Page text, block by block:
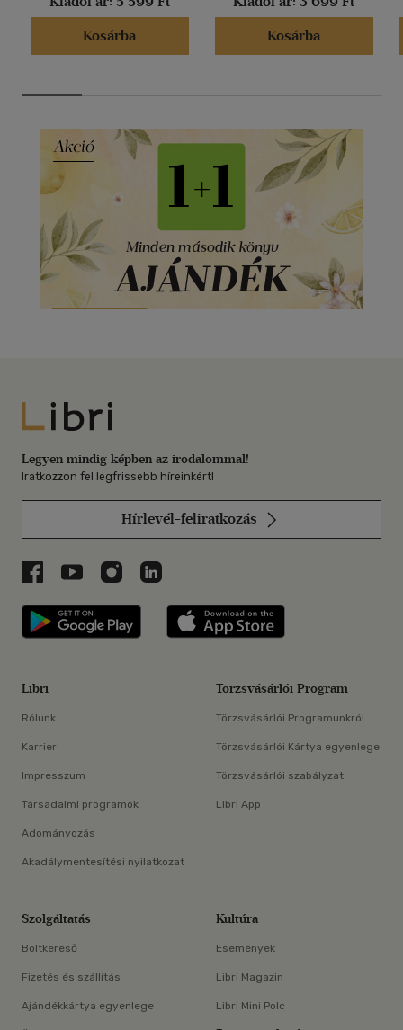
Kosárba
Kosárba
Libri
Legyen mindig képben az irodalommal!
Iratkozzon fel legfrissebb híreinkért!
Hírlevél-feliratkozás
Libri a Facebookon
Libri a Youtube-on
Libri az Instagramon
Libri a LinkedInen
Libri applikáció Szerezd meg: Google
Libri
Rólunk
Karrier
Impresszum
Társadalmi programok
Adományozás
Akadálymentesítési nyilatkozat
Törzsvásárlói Program
Törzsvásárlói Programunkról
Törzsvásárlói Kártya egyenlege
Törzsvásárlói szabályzat
Libri App
Szolgáltatás
Boltkereső
Fizetés és szállítás
Ajándékkártya egyenlege
Kultúra
Események
Libri Magazin
Libri Mini Polc